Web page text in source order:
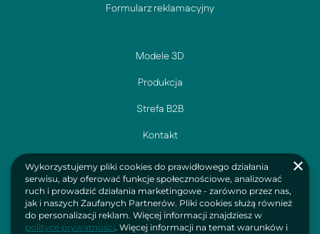
Formularz reklamacyjny
Modele 3D
Produkcja
Strefa B2B
Kontakt
Facebook
Instagram
Wykorzystujemy pliki cookies do prawidłowego działania
serwisu, aby oferować funkcje społecznościowe, analizować
ruch i prowadzić działania marketingowe - zarówno przez nas,
jak i naszych Zaufanych Partnerów. Pliki cookies służą również
do personalizacji reklam. Więcej informacji znajdziesz w
polityce prywatności. Więcej informacji na temat warunków i